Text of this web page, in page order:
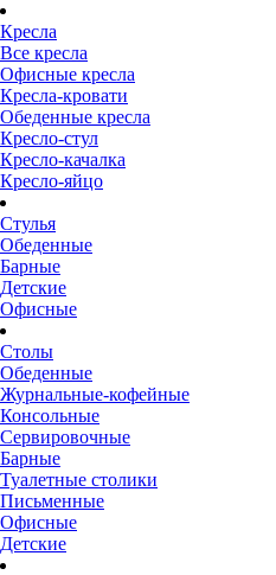
Кресла
Все кресла
Офисные кресла
Кресла-кровати
Обеденные кресла
Кресло-стул
Кресло-качалка
Кресло-яйцо
Стулья
Обеденные
Барные
Детские
Офисные
Столы
Обеденные
Журнальные-кофейные
Консольные
Сервировочные
Барные
Туалетные столики
Письменные
Офисные
Детские